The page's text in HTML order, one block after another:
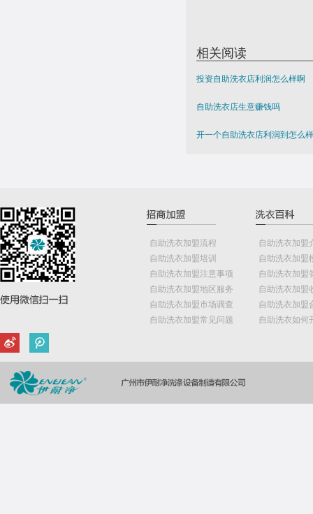
相关阅读
投资自助洗衣店利润怎么样啊
自助洗衣店生意赚钱吗
开一个自助洗衣店利润到怎么样
自助洗衣加盟流程
自助洗衣加盟培训
自助洗衣加盟注意事项
自助洗衣加盟地区服务
自助洗衣加盟市场调查
自助洗衣加盟常见问题
自助洗衣加盟
自助洗衣加盟
自助洗衣加盟
自助洗衣加盟
自助洗衣加盟
自助洗衣如何